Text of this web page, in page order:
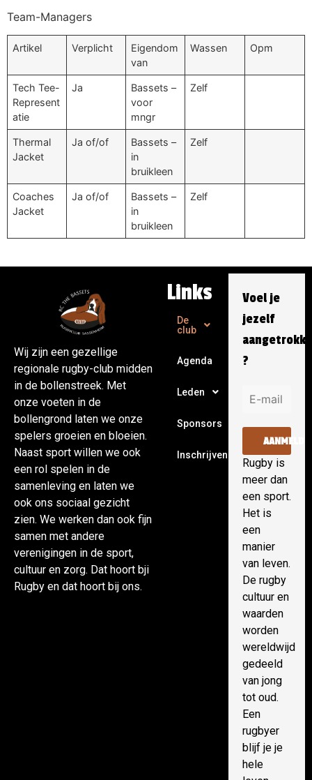
Team-Managers
Artikel Verplicht
Eigendom
van
Wassen Opm
Tech Tee-
Represent
atie
Ja
Bassets –
voor
mngr
Zelf
Thermal
Jacket
Ja of/of
Bassets –
in
bruikleen
Zelf
Coaches
Jacket
Ja of/of
Bassets –
in
bruikleen
Zelf
Wij zijn een gezellige
regionale rugby-club midden
in de bollenstreek. Met
onze voeten in de
bollengrond laten we onze
spelers groeien en bloeien.
Naast sport willen we ook
een rol spelen in de
samenleving en laten we
ook ons sociaal gezicht
zien. We werken dan ook fijn
samen met andere
verenigingen in de sport,
cultuur en zorg. Dat hoort bji
Rugby en dat hoort bij ons.
Links
De
club
Agenda
Leden
Sponsors
Inschrijven
Voel je
jezelf
?
Rugby is
meer dan
een sport.
Het is
een
manier
van leven.
De rugby
cultuur en
waarden
worden
wereldwijd
gedeeld
van jong
tot oud.
Een
rugbyer
blijf je je
hele